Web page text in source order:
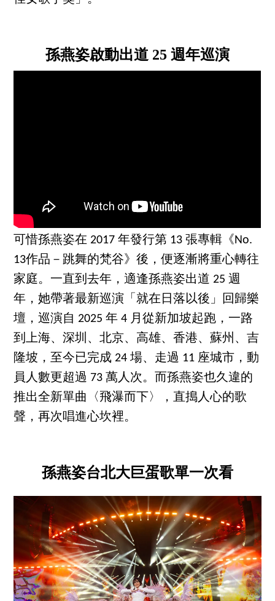
孫燕姿啟動出道 25 週年巡演
可惜孫燕姿在 2017 年發行第 13 張專輯《No.
13作品－跳舞的梵谷》後，便逐漸將重心轉往
家庭。一直到去年，適逢孫燕姿出道 25 週
年，她帶著最新巡演「就在日落以後」回歸樂
壇，巡演自 2025 年 4 月從新加坡起跑，一路
到上海、深圳、北京、高雄、香港、蘇州、吉
隆坡，至今已完成 24 場、走過 11 座城市，動
員人數更超過 73 萬人次。而孫燕姿也久違的
推出全新單曲〈飛瀑而下〉，直搗人心的歌
聲，再次唱進心坎裡。
孫燕姿台北大巨蛋歌單一次看